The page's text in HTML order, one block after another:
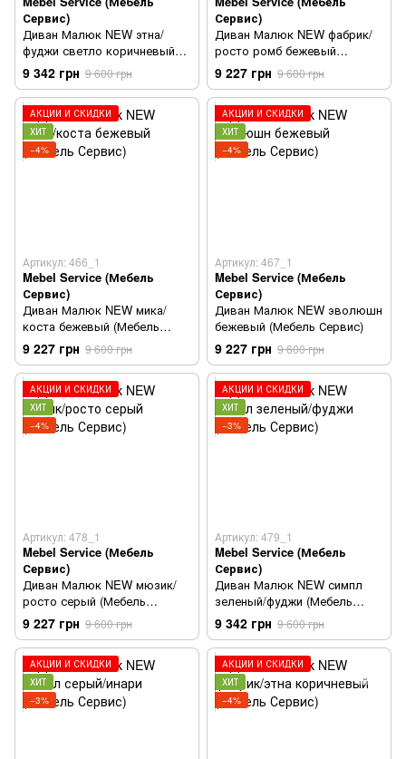
Сервис)
Диван Малюк NEW этна/
фуджи светло коричневый
(Мебель Сервис)
9 342 грн 9 600 грн
Сервис)
Диван Малюк NEW фабрик/
росто ромб бежевый
(Мебель Сервис)
9 227 грн 9 600 грн
АКЦИИ И СКИДКИ
ХИТ
−4%
Артикул: 466_1
Mebel Service (Мебель
Сервис)
Диван Малюк NEW мика/
коста бежевый (Мебель
Сервис)
9 227 грн 9 600 грн
АКЦИИ И СКИДКИ
ХИТ
−4%
Артикул: 467_1
Mebel Service (Мебель
Сервис)
Диван Малюк NEW эволюшн
бежевый (Мебель Сервис)
9 227 грн 9 600 грн
АКЦИИ И СКИДКИ
ХИТ
−4%
Артикул: 478_1
Mebel Service (Мебель
Сервис)
Диван Малюк NEW мюзик/
росто серый (Мебель
Сервис)
9 227 грн 9 600 грн
АКЦИИ И СКИДКИ
ХИТ
−3%
Артикул: 479_1
Mebel Service (Мебель
Сервис)
Диван Малюк NEW симпл
зеленый/фуджи (Мебель
Сервис)
9 342 грн 9 600 грн
АКЦИИ И СКИДКИ
ХИТ
−3%
АКЦИИ И СКИДКИ
ХИТ
−4%